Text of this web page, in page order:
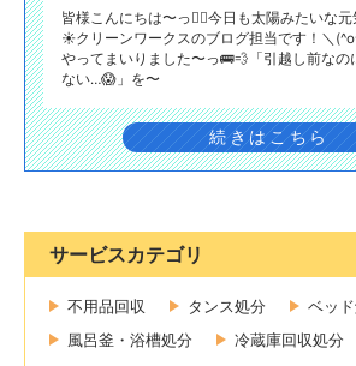
皆様こんにちは〜っ🙂‍↕️今日も太陽みたいな
☀️クリーンワークスのブログ担当です！＼
やってまいりました〜っ🚌💨​「引越し前なの
ない…😱」を〜
続きはこちら
サービスカテゴリ
不用品回収 タンス処分
ベッ
風呂釜・浴槽処分
冷蔵庫回収処分